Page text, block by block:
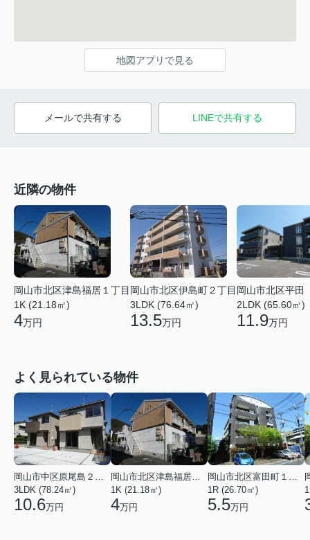
地図アプリで見る
メールで共有する LINEで共有する
近隣の物件
岡山市北区津島福居１丁目
1K (21.18㎡)
4万円
岡山市北区伊島町２丁目
3LDK (76.64㎡)
13.5万円
岡山市北区平田
2LDK (65.60㎡)
11.9万円
よく見られている物件
岡山市中区原尾島２丁目
3LDK (78.24㎡)
10.6万円
岡山市北区津島福居１丁目
1K (21.18㎡)
4万円
岡山市北区富田町１丁目
1R (26.70㎡)
5.5万円